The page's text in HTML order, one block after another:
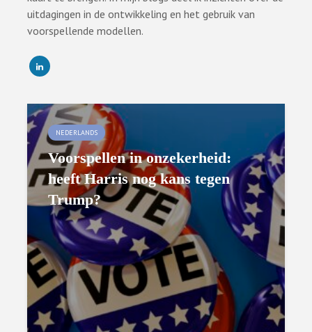
uitdagingen in de ontwikkeling en het gebruik van
voorspellende modellen.
NEDERLANDS
Voorspellen in onzekerheid:
heeft Harris nog kans tegen
Trump?